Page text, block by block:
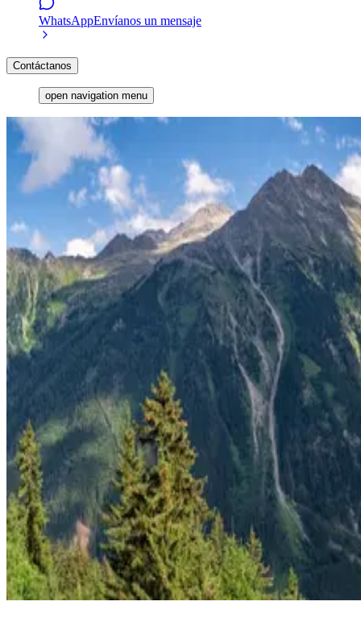
WhatsAppEnvíanos un mensaje
Contáctanos
open navigation menu